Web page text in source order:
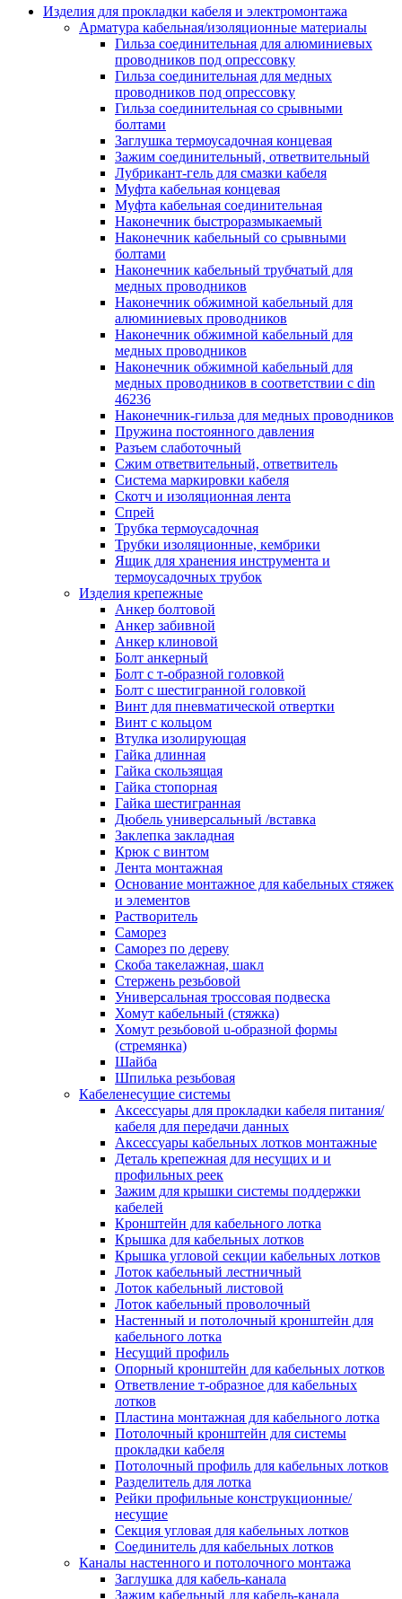
монтажные
Деталь крепежная для несущих и и
профильных реек
Зажим для крышки системы
поддержки кабелей
Кронштейн для кабельного лотка
Крышка для кабельных лотков
лотков
Лоток кабельный лестничный
Лоток кабельный листовой
Лоток кабельный проволочный
Настенный и потолочный
для кабельного лотка
Несущий профиль
лотков
Ответвление т-образное для
лотков
Пластина монтажная для
лотка
Потолочный кронштейн для
прокладки кабеля
Потолочный профиль для
Разделитель для лотка
Рейки профильные
несущие
Секция угловая для кабельных
Соединитель для кабельных
Каналы настенного и потолочного
Зажим кабельный для кабель-
Кабель-канал
Кабель-канал напольный
Кабель-канал настенный
Коробка монтажная для
кабель-канала
Коробка распределительная для
кабель-каналов
Крышка для настенного кабель-
Панель лицевая для настенного
канала
Перегородка разделительная для
настенного кабель-канала
Переходник для кабель-канала
Поворот для кабель-канала
Поворот для настенного кабель-
Рамка для ввода настенного
канала в стену/потолок/щит
Соединитель на стык для
кабель-канала
Соединитель/накладка на стык для
кабель-канала
Угол внешний для кабель-канала
Угол внешний для настенного
канала
Угол т-образный для кабель-
Колодки клеммные
Аксессуары для клеммной
Колодка заземления клеммная
Нулевая шина
Одно-многополюсная клеммная
разделительная для клеммной
Проходная клеммная колодка
Торцевая клемма клеммной
Короба кабельные
Короб распределительный
Материал монтажный
Держатель кабельный зажимной
Зажим балочный
Зажим/клипса для крепления труб
Скоба крепежная
Скоба с гвоздем
Соединитель провода
Материалы для подключения
Аксессуары для
коробок/корпусов для монтажа в
и в потолке
Зажим безвинтовой клеммный
Коробка клеммная
Коробка распределительная для
Крышка для распределительной
коробки/корпуса для монтажа в
в потолке
Распределительная коробка/
монтажа в стене и в потолке
Распределительная коробка/
Система электромонтажных колонн
Электромонтажная колонна
Системы ввода для кабелей и проводов
Ввод кабельный/сальник
Уплотнитель для кабельного
Изделия для прокладки кабеля и электромонтажа
Арматура кабельная/изоляционные материалы
Гильза соединительная для алюминиевых
проводников под опрессовку
Гильза соединительная для медных
проводников под опрессовку
Гильза соединительная со срывными
болтами
Заглушка термоусадочная концевая
Зажим соединительный, ответвительный
Лубрикант-гель для смазки кабеля
Муфта кабельная концевая
Муфта кабельная соединительная
Наконечник быстроразмыкаемый
Наконечник кабельный со срывными
болтами
Наконечник кабельный трубчатый для
медных проводников
Наконечник обжимной кабельный для
алюминиевых проводников
Наконечник обжимной кабельный для
медных проводников
Наконечник обжимной кабельный для
медных проводников в соответствии с din
46236
Наконечник-гильза для медных проводников
Пружина постоянного давления
Разъем слаботочный
Сжим ответвительный, ответвитель
Система маркировки кабеля
Скотч и изоляционная лента
Спрей
Трубка термоусадочная
Трубки изоляционные, кембрики
Ящик для хранения инструмента и
термоусадочных трубок
Изделия крепежные
Анкер болтовой
Анкер забивной
Анкер клиновой
Болт анкерный
Болт с т-образной головкой
Болт с шестигранной головкой
Винт для пневматической отвертки
Винт с кольцом
Втулка изолирующая
Гайка длинная
Гайка скользящая
Гайка стопорная
Гайка шестигранная
Дюбель универсальный /вставка
Заклепка закладная
Крюк с винтом
Лента монтажная
Основание монтажное для кабельных стяжек
и элементов
Растворитель
Саморез
Саморез по дереву
Скоба такелажная, шакл
Стержень резьбовой
Универсальная троссовая подвеска
Хомут кабельный (стяжка)
Хомут резьбовой u-образной формы
(стремянка)
Шайба
Шпилька резьбовая
Кабеленесущие системы
Аксессуары для прокладки кабеля питания/
кабеля для передачи данных
Аксессуары кабельных лотков монтажные
Деталь крепежная для несущих и и
профильных реек
Зажим для крышки системы поддержки
кабелей
Кронштейн для кабельного лотка
Крышка для кабельных лотков
Крышка угловой секции кабельных лотков
Лоток кабельный лестничный
Лоток кабельный листовой
Лоток кабельный проволочный
Настенный и потолочный кронштейн для
кабельного лотка
Несущий профиль
Опорный кронштейн для кабельных лотков
Ответвление т-образное для кабельных
лотков
Пластина монтажная для кабельного лотка
Потолочный кронштейн для системы
прокладки кабеля
Потолочный профиль для кабельных лотков
Разделитель для лотка
Рейки профильные конструкционные/
несущие
Секция угловая для кабельных лотков
Соединитель для кабельных лотков
Каналы настенного и потолочного монтажа
Заглушка для кабель-канала
Зажим кабельный для кабель-канала